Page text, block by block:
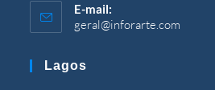
E-mail:
geral@inforarte.com
Lagos